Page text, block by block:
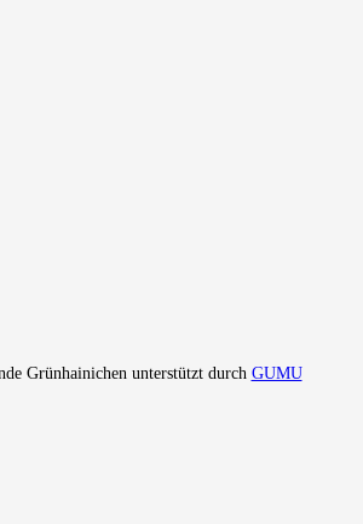
Grünhainichen unterstützt durch GUMU